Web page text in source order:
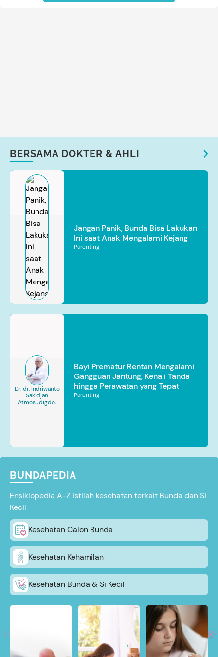
BERSAMA DOKTER & AHLI
Jangan Panik, Bunda Bisa Lakukan
Ini saat Anak Mengalami Kejang
Parenting
Dr. dr. Indriwanto
Sakidjan
Atmosudigdo,
Bayi Prematur Rentan Mengalami
Gangguan Jantung, Kenali Tanda
hingga Perawatan yang Tepat
Parenting
BUNDAPEDIA
Ensiklopedia A-Z istilah kesehatan terkait Bunda dan Si
Kecil
Kesehatan Calon Bunda
Kesehatan Kehamilan
Kesehatan Bunda & Si Kecil